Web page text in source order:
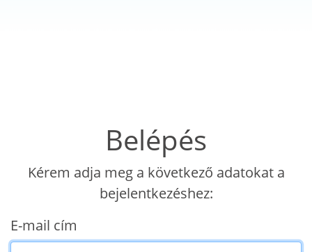
Belépés
Kérem adja meg a következő adatokat a
bejelentkezéshez:
E-mail cím